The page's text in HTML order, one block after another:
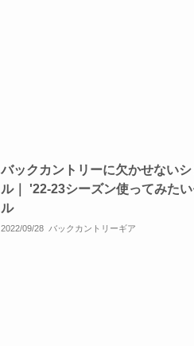
バックカントリーに欠かせない
ル｜ '22-23シーズン使ってみた
ル
2022/09/28 バックカントリーギア